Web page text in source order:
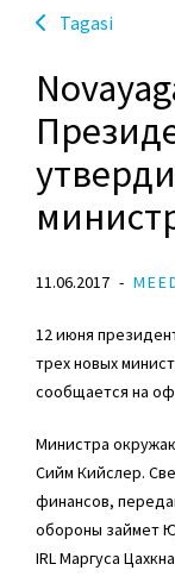
Tagasi
11.06.2017
12 июня
трех новых
сообщается на
Министра
Сийм Кийслер.
финансов,
обороны займет
IRL Маргуса